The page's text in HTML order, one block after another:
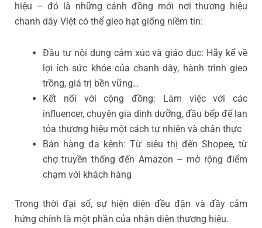
hiệu – đó là những cánh đồng mới nơi thương hiệu
chanh dây Việt có thể gieo hạt giống niềm tin:
Đầu tư nội dung cảm xúc và giáo dục: Hãy kể về
lợi ích sức khỏe của chanh dây, hành trình gieo
trồng, giá trị bền vững…
Kết nối với cộng đồng: Làm việc với các
influencer, chuyên gia dinh dưỡng, đầu bếp để lan
tỏa thương hiệu một cách tự nhiên và chân thực
Bán hàng đa kênh: Từ siêu thị đến Shopee, từ
chợ truyền thống đến Amazon – mở rộng điểm
chạm với khách hàng
Trong thời đại số, sự hiện diện đều đặn và đầy cảm
hứng chính là một phần của nhận diện thương hiệu.